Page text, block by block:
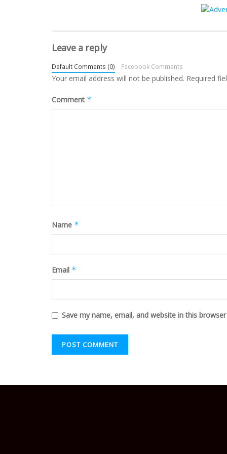
Leave a reply
Default Comments (0) Facebook Comments
Your email address will not be published. Required
Comment *
Name *
Email *
Save my name, email, and website in this